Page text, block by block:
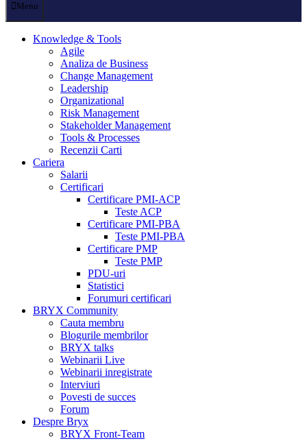
Menu
Knowledge & Tools
Agile
Analiza de Business
Change Management
Leadership
Organizational
Risk Management
Stakeholder Management
Tools & Processes
Recenzii Carti
Cariera
Salarii
Certificari
Certificare PMI-ACP
Teste ACP
Certificare PMI-PBA
Teste PMI-PBA
Certificare PMP
Teste PMP
PDU-uri
Statistici
Forumuri certificari
BRYX Community
Cauta membru
Blogurile membrilor
BRYX talks
Webinarii Live
Webinarii inregistrate
Interviuri
Povesti de succes
Forum
Despre Bryx
BRYX Front-Team